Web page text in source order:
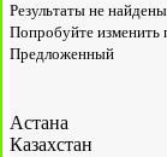
Результаты не найдены
Попробуйте изменить
Предложенный
Астана
Казахстан